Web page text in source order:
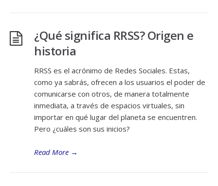
¿Qué significa RRSS? Origen e
historia
RRSS es el acrónimo de Redes Sociales. Estas,
como ya sabrás, ofrecen a los usuarios el poder de
comunicarse con otros, de manera totalmente
inmediata, a través de espacios virtuales, sin
importar en qué lugar del planeta se encuentren.
Pero ¿cuáles son sus inicios?
Read More →